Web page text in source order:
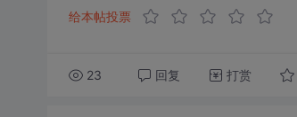
给本帖投票
23 回复 打赏